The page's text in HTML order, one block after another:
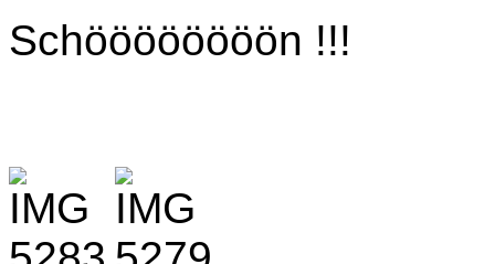
Schöööööööön !!!